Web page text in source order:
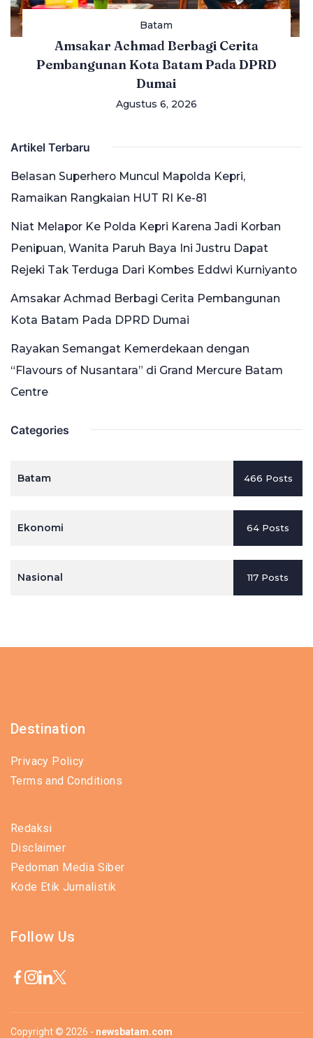
Batam
Amsakar Achmad Berbagi Cerita
Pembangunan Kota Batam Pada DPRD
Dumai
Agustus 6, 2026
Artikel Terbaru
Belasan Superhero Muncul Mapolda Kepri,
Ramaikan Rangkaian HUT RI Ke-81
Niat Melapor Ke Polda Kepri Karena Jadi Korban
Penipuan, Wanita Paruh Baya Ini Justru Dapat
Rejeki Tak Terduga Dari Kombes Eddwi Kurniyanto
Amsakar Achmad Berbagi Cerita Pembangunan
Kota Batam Pada DPRD Dumai
Rayakan Semangat Kemerdekaan dengan
“Flavours of Nusantara” di Grand Mercure Batam
Centre
Categories
Batam 466 Posts
Ekonomi 64 Posts
Nasional 117 Posts
Destination
Privacy Policy
Terms and Conditions
Redaksi
Disclaimer
Pedoman Media Siber
Kode Etik Jurnalistik
Follow Us
Copyright © 2026 - newsbatam.com